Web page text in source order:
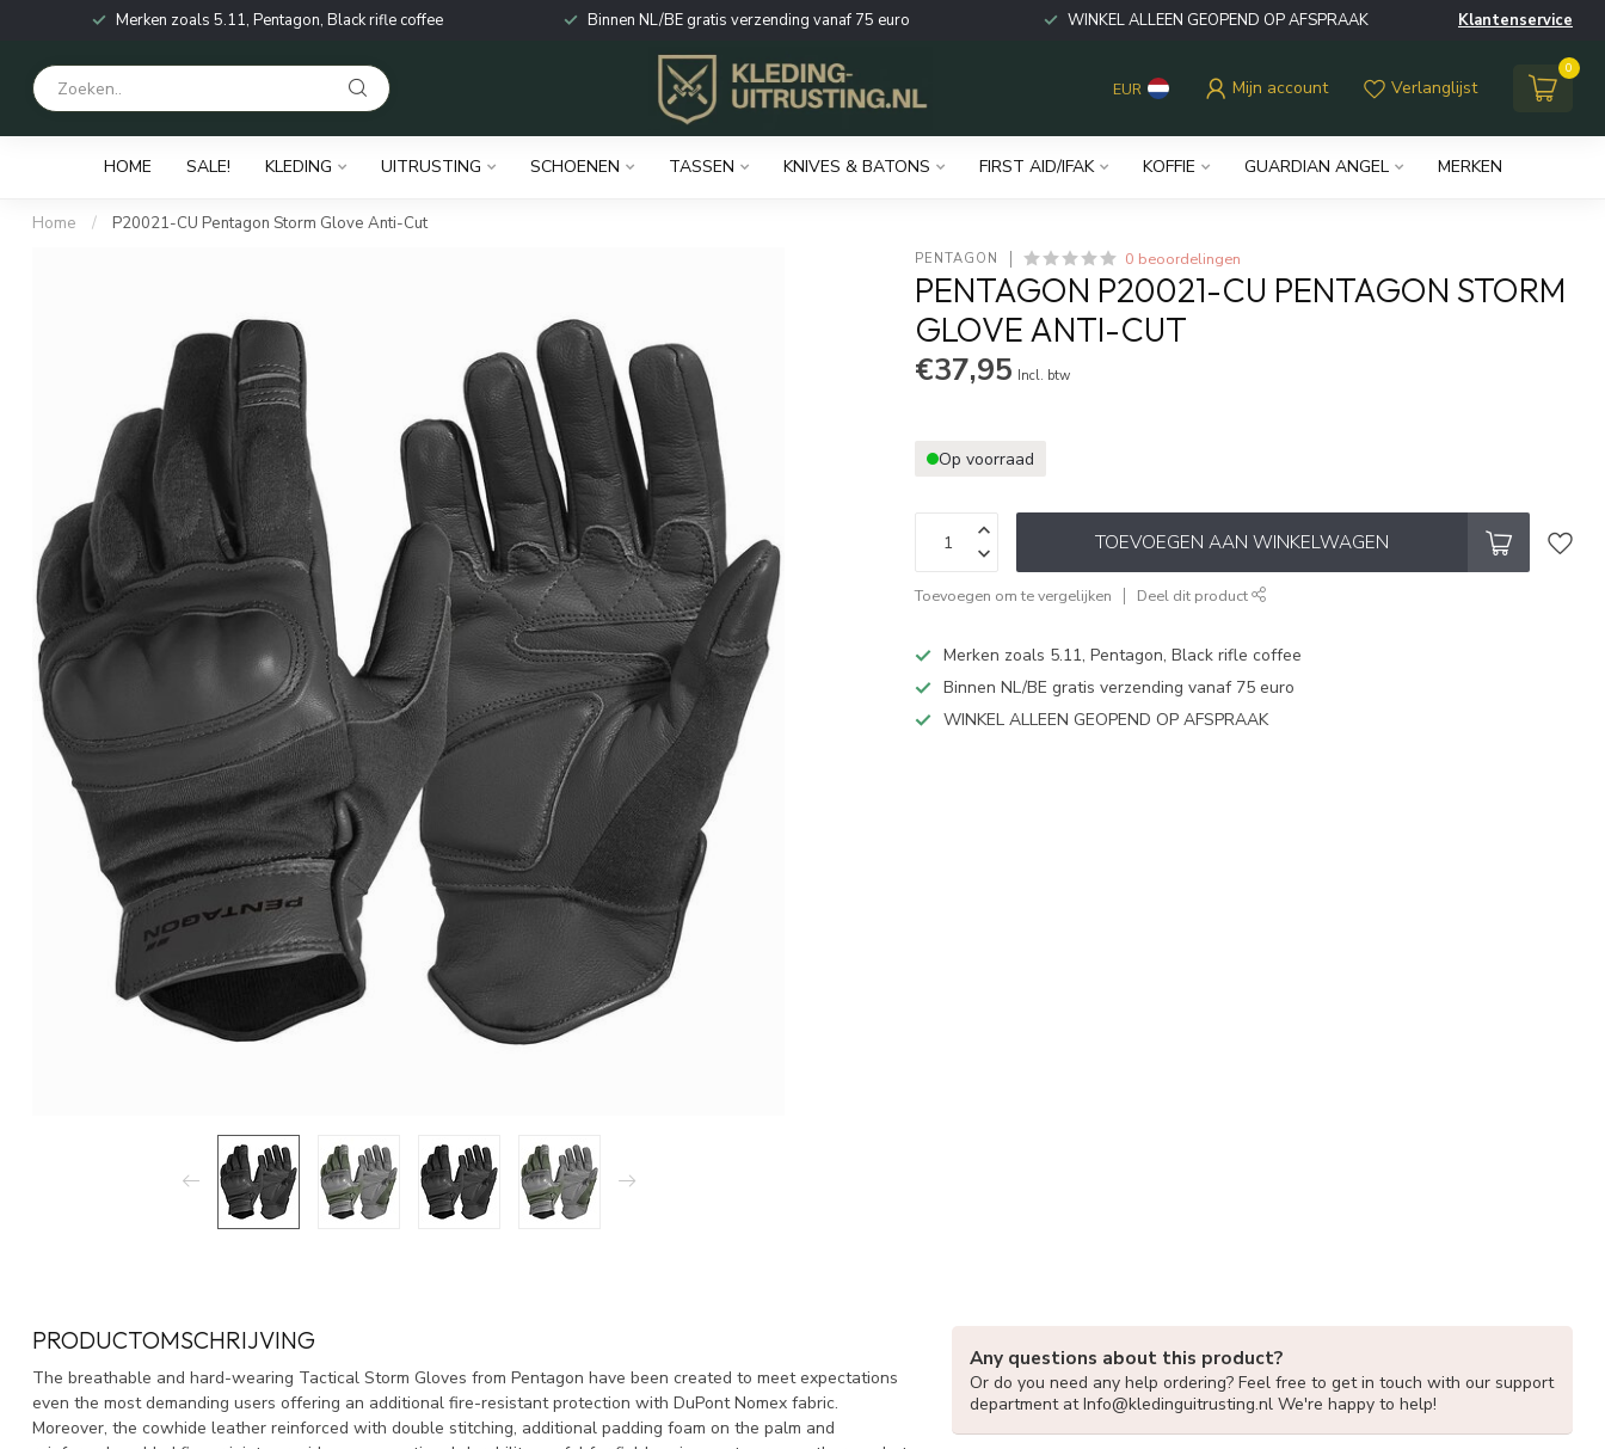
Merken zoals 5.11, Pentagon, Black rifle coffee Binnen NL/BE gratis verzending vanaf 75 euro WINKEL ALLEEN GEOPEND OP AFSPRAAK Klantenservice
EUR Mijn account Verlanglijst
0
HOME SALE! KLEDING UITRUSTING SCHOENEN TASSEN KNIVES & BATONS FIRST AID/IFAK KOFFIE GUARDIAN ANGEL MERKEN
Home / P20021-CU Pentagon Storm Glove Anti-Cut
PENTAGON 0 beoordelingen
PENTAGON P20021-CU PENTAGON STORM
GLOVE ANTI-CUT
€37,95 Incl. btw
Op voorraad
TOEVOEGEN AAN WINKELWAGEN
Toevoegen om te vergelijken Deel dit product
Merken zoals 5.11, Pentagon, Black rifle coffee
Binnen NL/BE gratis verzending vanaf 75 euro
WINKEL ALLEEN GEOPEND OP AFSPRAAK
PRODUCTOMSCHRIJVING
The breathable and hard-wearing Tactical Storm Gloves from Pentagon have been created to meet expectations
even the most demanding users offering an additional fire-resistant protection with DuPont Nomex fabric.
Moreover, the cowhide leather reinforced with double stitching, additional padding foam on the palm and
Any questions about this product?
Or do you need any help ordering? Feel free to get in touch with our support
department atInfo@kledinguitrusting.nl We're happy to help!